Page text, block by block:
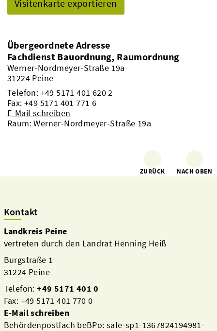
Visitenkarte exportieren
Übergeordnete Adresse
Fachdienst Bauordnung, Raumordnung
Werner-Nordmeyer-Straße 19a
31224 Peine
Telefon: +49 5171 401 620 2
Fax: +49 5171 401 771 6
E-Mail schreiben
Raum: Werner-Nordmeyer-Straße 19a
ZURÜCK NACH OBEN
Kontakt
Landkreis Peine
vertreten durch den Landrat Henning Heiß
Burgstraße 1
31224 Peine
Telefon:+49 5171 401 0
Fax: +49 5171 401 770 0
E-Mail schreiben
Behördenpostfach beBPo: safe-sp1-1367824194981-